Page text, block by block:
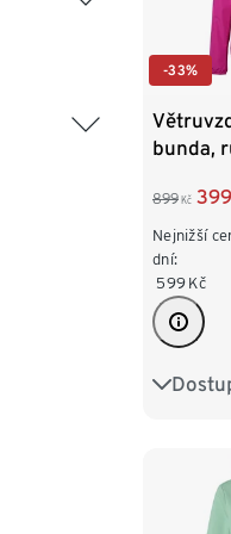
-33%
bunda,
899 Kč 399
Nejnižší
dní:
599 Kč
34